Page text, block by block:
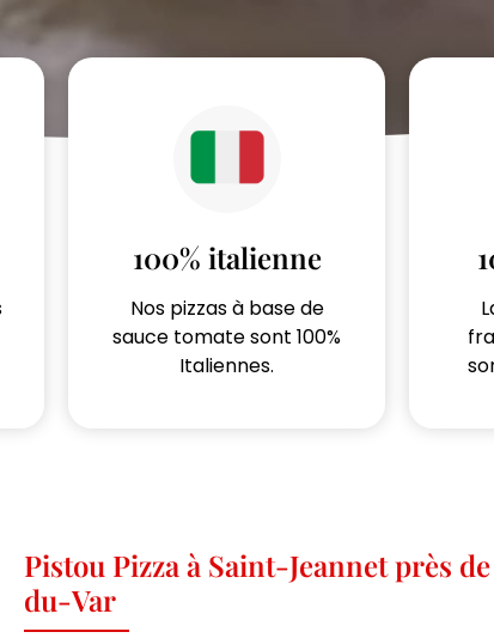
100% italienne
Nos pizzas à base de
sauce tomate sont 100%
Italiennes.
Pistou Pizza à Saint-Jeannet près
du-Var